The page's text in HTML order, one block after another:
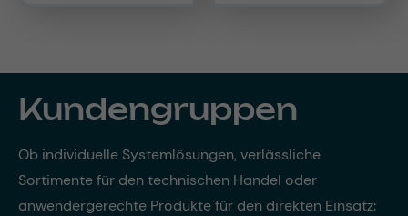
Kundengruppen
Ob individuelle Systemlösungen, verlässliche
Sortimente für den technischen Handel oder
anwendergerechte Produkte für den direkten Einsatz: